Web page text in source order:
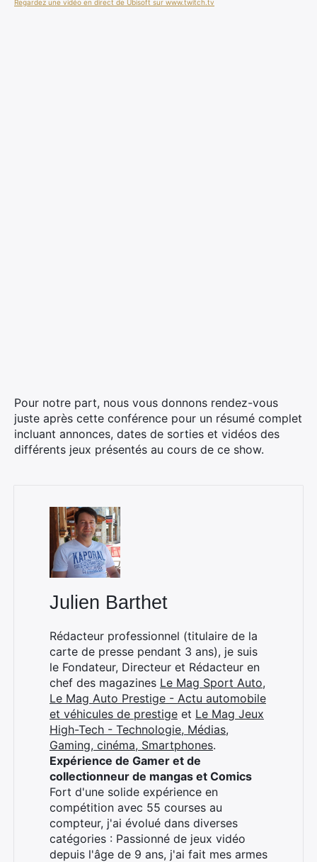
Regardez une vidéo en direct de Ubisoft sur www.twitch.tv
Pour notre part, nous vous donnons rendez-vous
juste après cette conférence pour un résumé complet
incluant annonces, dates de sorties et vidéos des
différents jeux présentés au cours de ce show.
Julien Barthet
Rédacteur professionnel (titulaire de la
carte de presse pendant 3 ans), je suis
le Fondateur, Directeur et Rédacteur en
chef des magazines Le Mag Sport Auto,
Le Mag Auto Prestige - Actu automobile
et véhicules de prestige et Le Mag Jeux
High-Tech - Technologie, Médias,
Gaming, cinéma, Smartphones.
Expérience de Gamer et de
collectionneur de mangas et Comics
Fort d'une solide expérience en
compétition avec 55 courses au
compteur, j'ai évolué dans diverses
catégories : Passionné de jeux vidéo
depuis l'âge de 9 ans, j'ai fait mes armes